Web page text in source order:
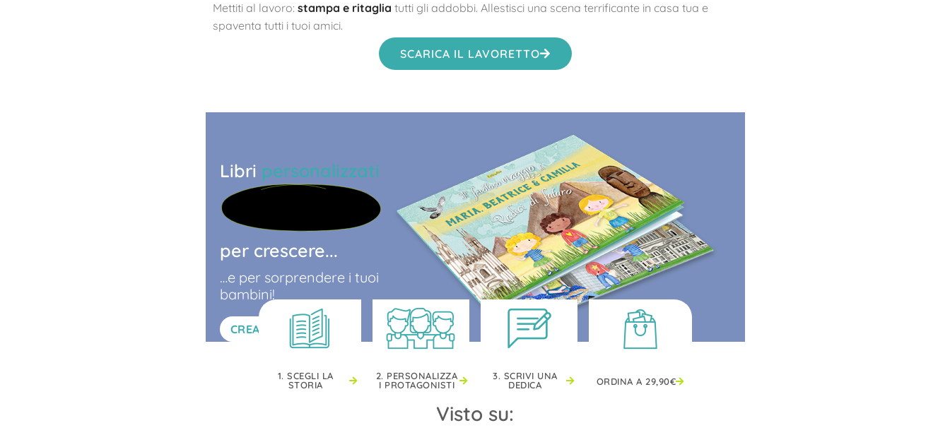
Mettiti al lavoro: stampa e ritaglia tutti gli addobbi. Allestisci una scena terrificante in casa tua e
spaventa tutti i tuoi amici.
SCARICA IL LAVORETTO
Libri personalizzati
per crescere...
…e per sorprendere i tuoi
bambini!
CREA
1. SCEGLI LA
STORIA
2. PERSONALIZZA
I PROTAGONISTI
3. SCRIVI UNA
DEDICA
ORDINA A29,90€
Visto su: